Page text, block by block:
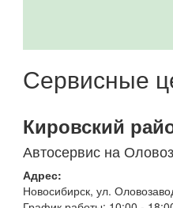
Сервисные
Кировский
Автосервис на
Адрес:
Новосибирск, ул.